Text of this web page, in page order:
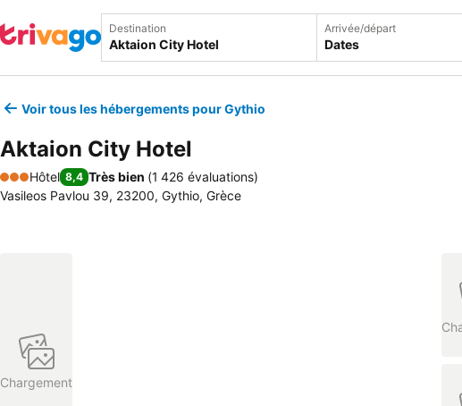
Destination Arrivée/départ
Dates
Voir tous les hébergements pour Gythio
Aktaion City Hotel
3 Étoiles
Hôtel 8,4 Très bien (1 426 évaluations)
Vasileos Pavlou 39, 23200, Gythio, Grèce
Chargement